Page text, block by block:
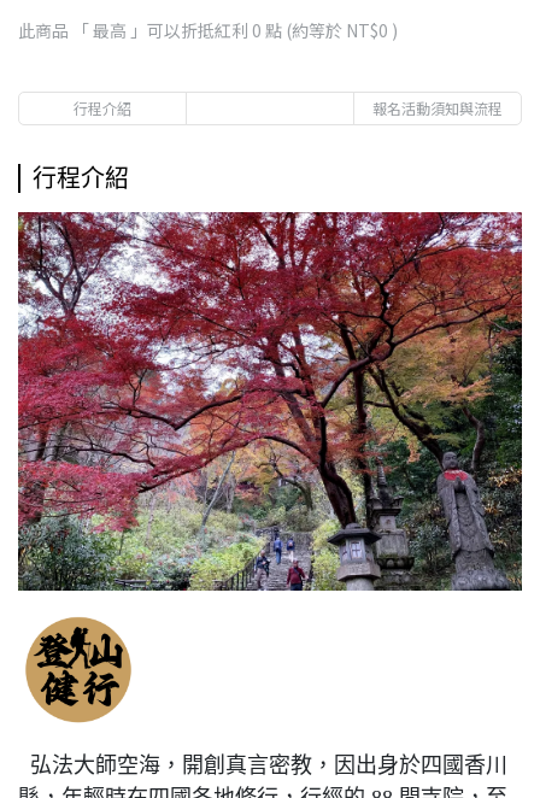
此商品 「 最高 」可以折抵紅利 0 點 (約等於 NT$0 )
行程介紹 報名活動須知與流程
行程介紹
弘法大師空海，開創真言密教，因出身於四國香川